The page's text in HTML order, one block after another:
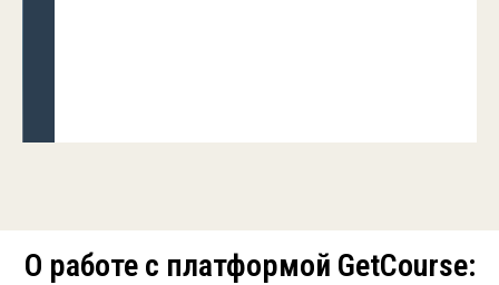
О работе с платформой GetCourse: